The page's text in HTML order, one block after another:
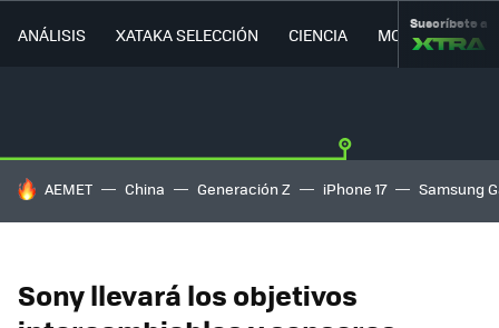
ANÁLISIS XATAKA SELECCIÓN CIENCIA MOVILIDAD
Suscríbete a
HOY SE HABLA DE
AEMET China Generación Z iPhone 17 Samsung
Sony llevará los objetivos